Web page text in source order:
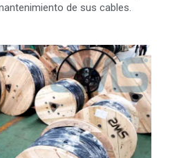
de sus cables.